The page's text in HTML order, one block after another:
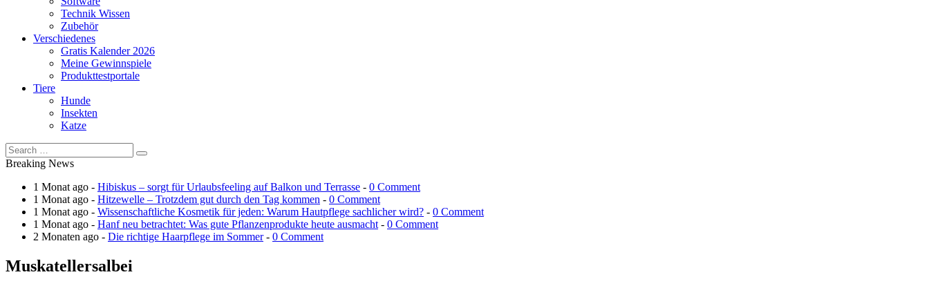
Technik Wissen
Zubehör
Verschiedenes
Gratis Kalender 2026
Meine Gewinnspiele
Produkttestportale
Tiere
Hunde
Insekten
Katze
Breaking News
1 Monat ago - Hibiskus – sorgt für Urlaubsfeeling auf Balkon und Terrasse - 0 Comment
1 Monat ago - Hitzewelle – Trotzdem gut durch den Tag kommen - 0 Comment
1 Monat ago - Wissenschaftliche Kosmetik für jeden: Warum Hautpflege sachlicher wird? - 0 Comment
1 Monat ago - Hanf neu betrachtet: Was gute Pflanzenprodukte heute ausmacht - 0 Comment
2 Monaten ago - Die richtige Haarpflege im Sommer- 0 Comment
Muskatellersalbei